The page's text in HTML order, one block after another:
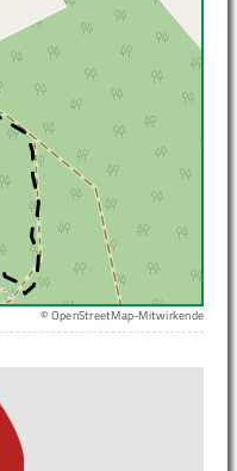
© OpenStreetMap-Mitwirkende